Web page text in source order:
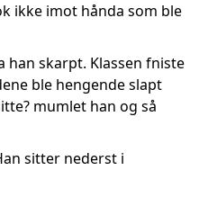
ikke imot hånda som ble
han skarpt. Klassen fniste
ble hengende slapt
mumlet han og så
sitter nederst i